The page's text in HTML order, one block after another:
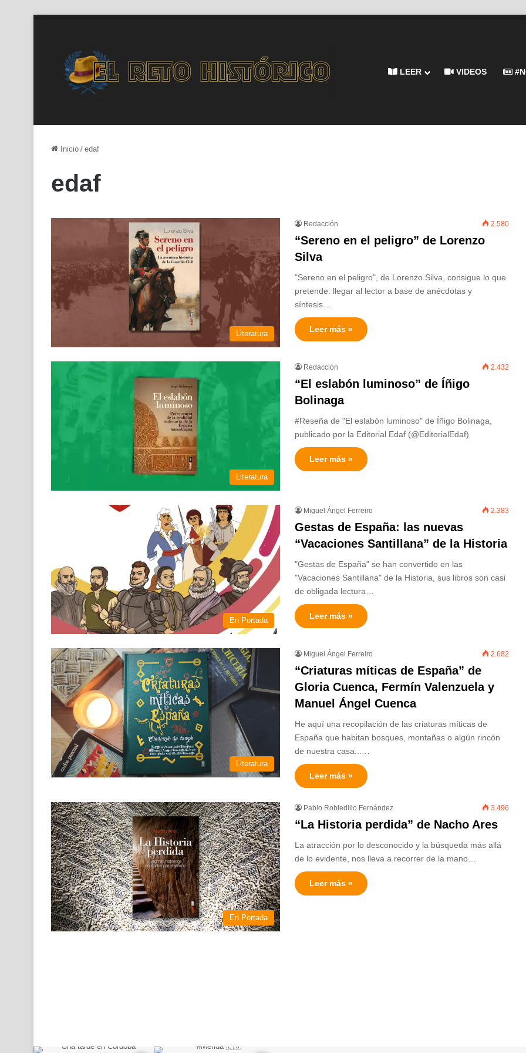
LEER VIDEOS
Inicio / edaf
edaf
Literatura
Redacción 2.580
“Sereno en el peligro” de Lorenzo
Silva
"Sereno en el peligro", de Lorenzo Silva, consigue lo que
pretende: llegar al lector a base de anécdotas y
síntesis…
Leer más »
Literatura
Redacción 2.432
“El eslabón luminoso” de Íñigo
Bolinaga
#Reseña de "El eslabón luminoso" de Íñigo Bolinaga,
publicado por la Editorial Edaf (@EditorialEdaf)
Leer más »
En Portada
Miguel Ángel Ferreiro 2.383
Gestas de España: las nuevas
“Vacaciones Santillana” de la Historia
"Gestas de España" se han convertido en las
"Vacaciones Santillana" de la Historia, sus libros son casi
de obligada lectura…
Leer más »
Literatura
Miguel Ángel Ferreiro 2.682
“Criaturas míticas de España” de
Gloria Cuenca, Fermín Valenzuela y
Manuel Ángel Cuenca
He aquí una recopilación de las criaturas míticas de
España que habitan bosques, montañas o algún rincón
de nuestra casa...…
Leer más »
En Portada
Pablo Robledillo Fernández 3.496
“La Historia perdida” de Nacho Ares
La atracción por lo desconocido y la búsqueda más allá
de lo evidente, nos lleva a recorrer de la mano…
Leer más »